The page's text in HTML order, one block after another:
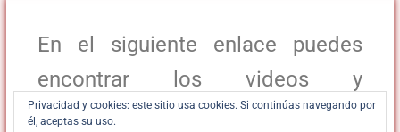
En el siguiente enlace puedes
encontrar los videos y
documentos del encuentro de
Privacidad y cookies: este sitio usa cookies. Si continúas navegando por
él, aceptas su uso.